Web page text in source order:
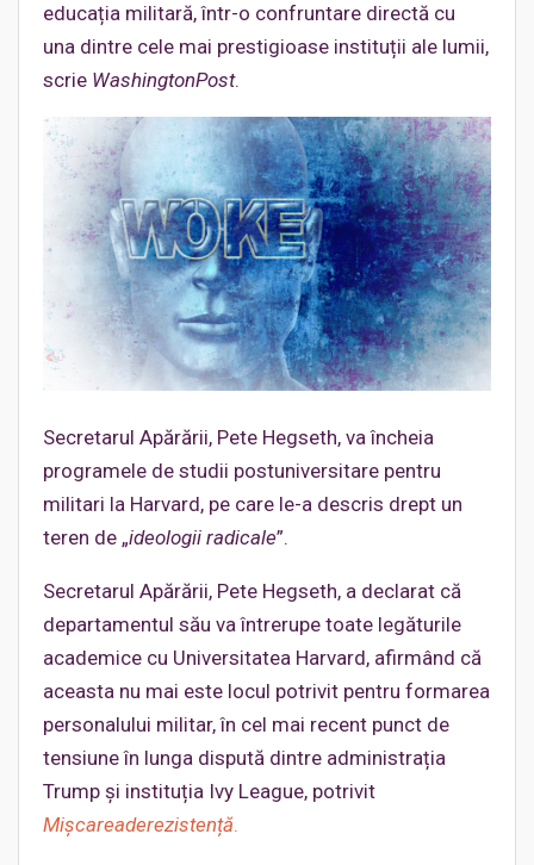
educația militară, într-o confruntare directă cu
una dintre cele mai prestigioase instituții ale lumii,
scrie WashingtonPost.
Secretarul Apărării, Pete Hegseth, va încheia
programele de studii postuniversitare pentru
militari la Harvard, pe care le-a descris drept un
teren de „ideologii radicale”.
Secretarul Apărării, Pete Hegseth, a declarat că
departamentul său va întrerupe toate legăturile
academice cu Universitatea Harvard, afirmând că
aceasta nu mai este locul potrivit pentru formarea
personalului militar, în cel mai recent punct de
tensiune în lunga dispută dintre administrația
Trump și instituția Ivy League, potrivit
Mișcareaderezistență.